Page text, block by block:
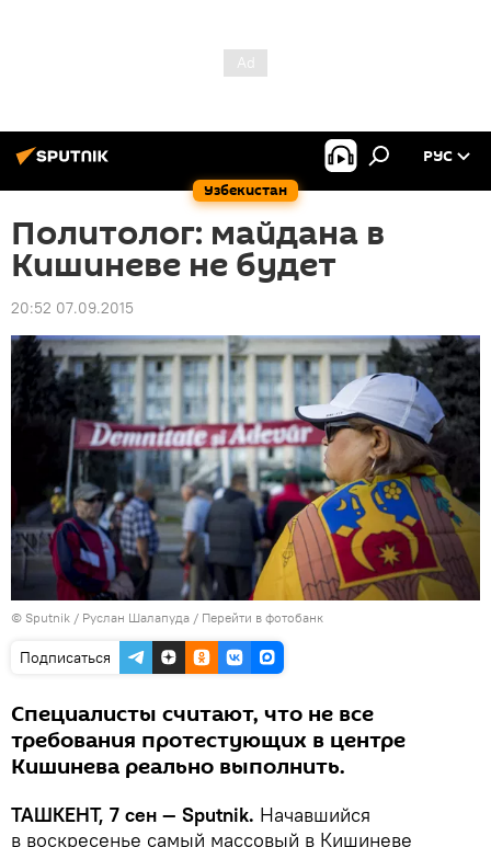
Узбекистан
РУС
Политолог: майдана в
Кишиневе не будет
20:52 07.09.2015
© Sputnik / Руслан Шалапуда / Перейти в фотобанк
Подписаться
Специалисты считают, что не все
требования протестующих в центре
Кишинева реально выполнить.
ТАШКЕНТ, 7 сен — Sputnik. Начавшийся
в воскресенье самый массовый в Кишиневе